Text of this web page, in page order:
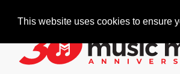
This website uses cookies to ensure